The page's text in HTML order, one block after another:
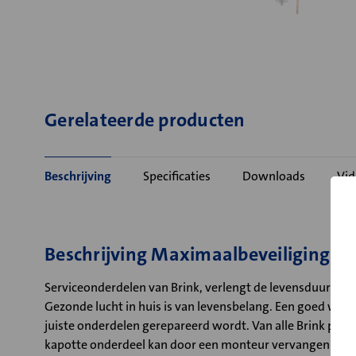
Gerelateerde producten
Beschrijving Specificaties Downloads
Beschrijving Maximaalbeveiliging
Serviceonderdelen van Brink, verlengt de levensduur van
Gezonde lucht in huis is van levensbelang. Een goed
juiste onderdelen gerepareerd wordt. Van alle Brink
kapotte onderdeel kan door een monteur vervangen